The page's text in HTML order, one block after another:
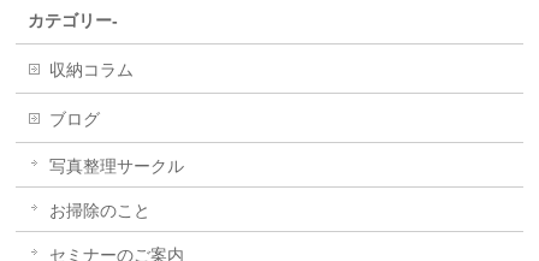
カテゴリー-
収納コラム
ブログ
写真整理サークル
お掃除のこと
セミナーのご案内